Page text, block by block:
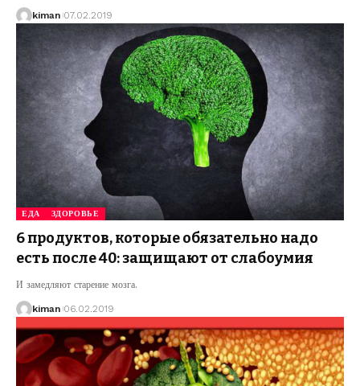
kiman 07.02.2019
ЕДА ЗДОРОВЬЕ
6 продуктов, которые обязательно надо
есть после 40: защищают от слабоумия
И замедляют старение мозга.
kiman 06.02.2019